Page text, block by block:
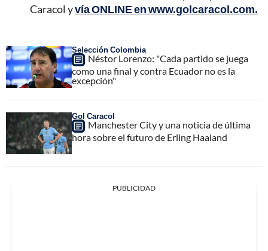
Caracol yvía ONLINE en www.golcaracol.com.
Selección Colombia
Néstor Lorenzo: "Cada partido se juega
como una final y contra Ecuador no es la
excepción"
Gol Caracol
Manchester City y una noticia de última
hora sobre el futuro de Erling Haaland
PUBLICIDAD